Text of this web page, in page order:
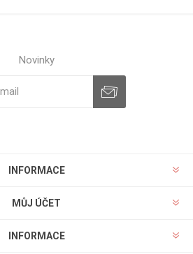
Novinky
INFORMACE
MŮJ ÚČET
INFORMACE